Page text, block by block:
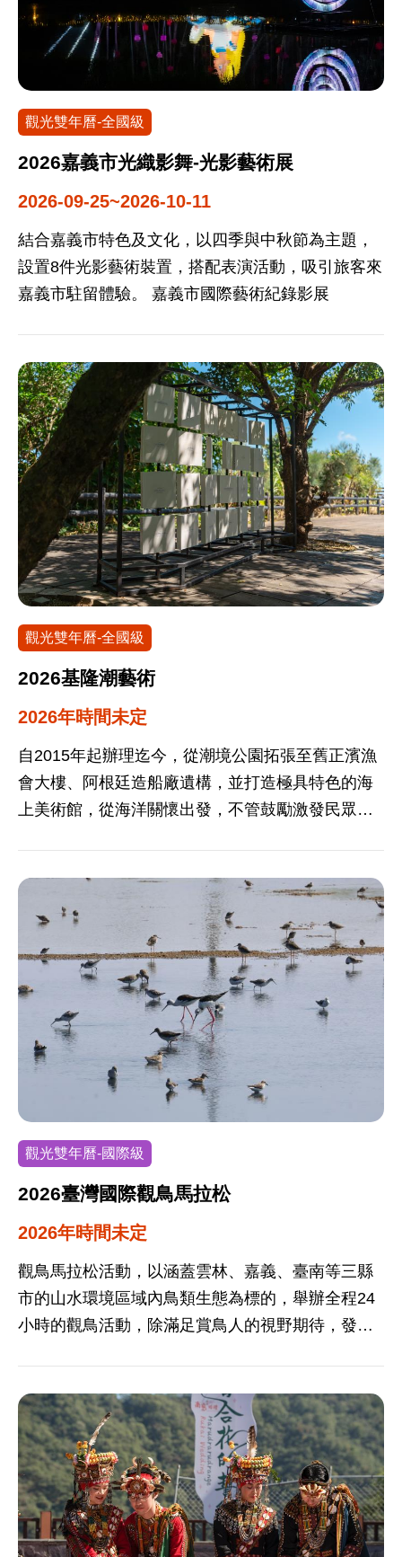
觀光雙年曆-全國級
2026嘉義市光織影舞-光影藝術展
2026-09-25~2026-10-11
結合嘉義市特色及文化，以四季與中秋節為主題，
設置8件光影藝術裝置，搭配表演活動，吸引旅客來
嘉義市駐留體驗。 嘉義市國際藝術紀錄影展
觀光雙年曆-全國級
2026基隆潮藝術
2026年時間未定
自2015年起辦理迄今，從潮境公園拓張至舊正濱漁
會大樓、阿根廷造船廠遺構，並打造極具特色的海
上美術館，從海洋關懷出發，不管鼓勵激發民眾思
觀光雙年曆-國際級
2026臺灣國際觀鳥馬拉松
2026年時間未定
觀鳥馬拉松活動，以涵蓋雲林、嘉義、臺南等三縣
市的山水環境區域內鳥類生態為標的，舉辦全程24
小時的觀鳥活動，除滿足賞鳥人的視野期待，發掘
位處臺灣西海岸，沿海的沖積沙洲、潟湖、濕地，
提供許多適合多樣化生物成長的生態環境，擁有豐
富的動、植物，成為一個十分與眾不同的風景區。
從北端的湖口濕地、鰲鼓濕地、朴子溪口濕地、好
美寮濕地、南布袋濕地，到北門潟湖、七股濕地、
和南端的四草濕地，是冬季候鳥來台度冬的重要棲